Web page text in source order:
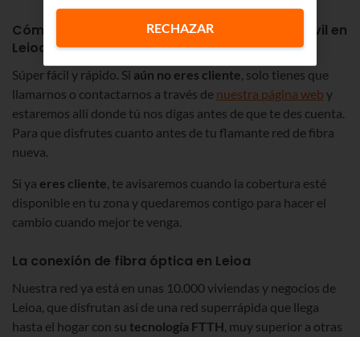
Cómo contratar nuestra oferta de fibra y móvil en
Leioa
Súper fácil y rápido. Si aún no eres cliente, solo tienes que
llamarnos o contactarnos a través de nuestra página web y
estaremos allí donde tú nos digas antes de que te des cuenta.
Para que disfrutes cuanto antes de tu flamante red de fibra
nueva.
Si ya eres cliente, te avisaremos cuando la cobertura esté
disponible en tu zona y quedaremos contigo para hacer el
cambio cuando mejor te venga.
La conexión de fibra óptica en Leioa
Nuestra red ya está en unas 10.000 viviendas y negocios de
Leioa, que disfrutan así de una red superrápida que llega
hasta el hogar con su tecnología FTTH, muy superior a otras
RECHAZAR